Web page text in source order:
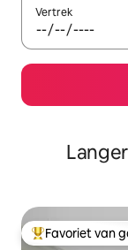
Vertrek
Topfavoriet van
Favoriet van